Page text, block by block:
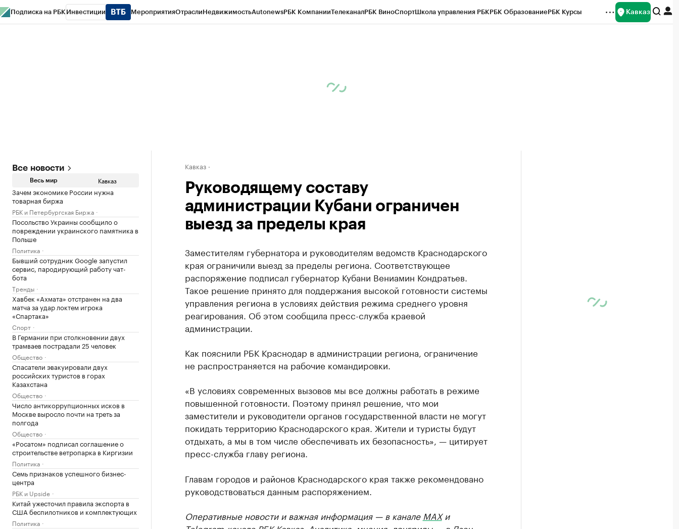
Подписка на РБК Инвестиции МероприятияОтраслиНедвижимостьAutonewsРБК КомпанииТелеканалРБК ВиноСпортШкола управления РБКРБК ОбразованиеРБК Курсы Кавказ
Все новости
Весь мир Кавказ
Зачем экономике России нужна
товарная биржа
РБК и Петербургская Биржа
Посольство Украины сообщило о
повреждении украинского памятника в
Польше
Политика
Бывший сотрудник Google запустил
сервис, пародирующий работу чат-
бота
Тренды
Хавбек «Ахмата» отстранен на два
матча за удар локтем игрока
«Спартака»
Спорт
В Германии при столкновении двух
трамваев пострадали 25 человек
Общество
Спасатели эвакуировали двух
российских туристов в горах
Казахстана
Общество
Число антикоррупционных исков в
Москве выросло почти на треть за
полгода
Общество
«Росатом» подписал соглашение о
строительстве ветропарка в Киргизии
Политика
Семь признаков успешного бизнес-
центра
РБК и Upside
Китай ужесточил правила экспорта в
США беспилотников и комплектующих
Политика
Кавказ
Руководящему составу
администрации Кубани ограничен
выезд за пределы края
Заместителям губернатора и руководителям ведомств Краснодарского
края ограничили выезд за пределы региона. Соответствующее
распоряжение подписал губернатор Кубани Вениамин Кондратьев.
Такое решение принято для поддержания высокой готовности системы
управления региона в условиях действия режима среднего уровня
реагирования. Об этом сообщила пресс-служба краевой
администрации.
Как пояснили РБК Краснодар в администрации региона, ограничение
не распространяется на рабочие командировки.
«В условиях современных вызовов мы все должны работать в режиме
повышенной готовности. Поэтому принял решение, что мои
заместители и руководители органов государственной власти не могут
покидать территорию Краснодарского края. Жители и туристы будут
отдыхать, а мы в том числе обеспечивать их безопасность», — цитирует
пресс-служба главу региона.
Главам городов и районов Краснодарского края также рекомендовано
руководствоваться данным распоряжением.
Оперативные новости и важная информация — в канале MAXи